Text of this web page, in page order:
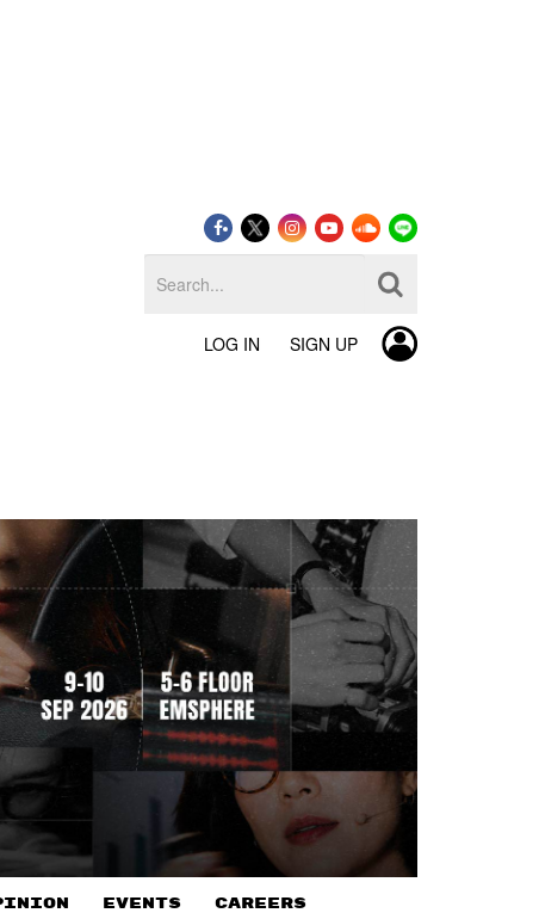
LOG IN SIGN UP
EVENTS CAREERS